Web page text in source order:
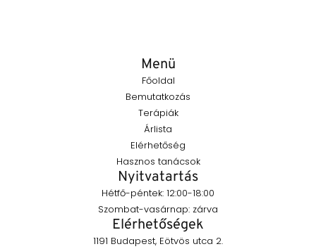
Menü
Főoldal
Bemutatkozás
Terápiák
Árlista
Elérhetőség
Hasznos tanácsok
Nyitvatartás
Hétfő-péntek: 12:00-18:00
Szombat-vasárnap: zárva
Elérhetőségek
1191 Budapest, Eötvös utca 2.